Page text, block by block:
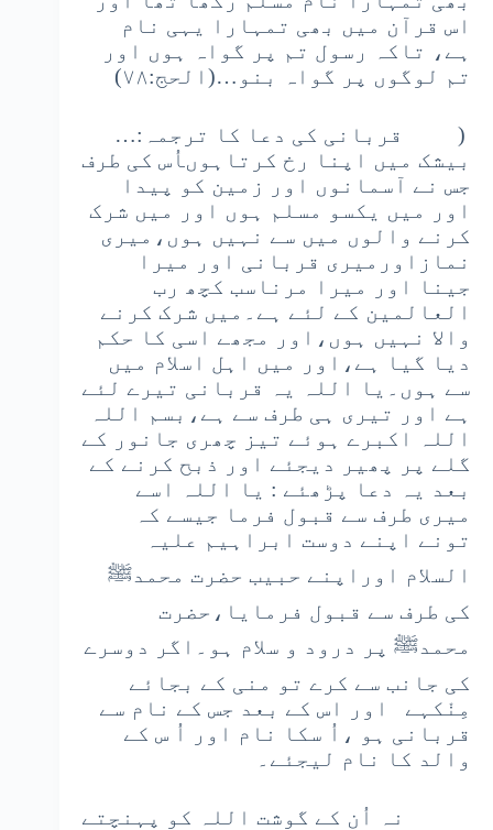
اس قرآن میں بھی تمہارا یہی نام
ہے، تاکہ رسول تم پر گواہ ہوں اور
تم لوگوں پر گواہ بنو…(الحج:۷۸)
( قربانی کی دعا کا ترجمہ:…
بیشک میں اپنا رخ کرتاہوںاُس کی طرف
جس نے آسمانوں اور زمین کو پیدا
اور میں یکسو مسلم ہوں اور میں شرک
کرنے والوں میں سے نہیں ہوں،میری
نمازاورمیری قربانی اور میرا
جینا اور میرا مرناسب کچھ رب
العالمین کے لئے ہے۔میں شرک کرنے
والا نہیں ہوں،اور مجھے اسی کا حکم
دیا گیا ہے،اور میں اہل اسلام میں
سے ہوں۔یا اللہ یہ قربانی تیرے لئے
ہے اور تیری ہی طرف سے ہے،بسم اللہ
اللہ اکبرے ہوئے تیز چھری جانور کے
گلے پر پھیر دیجئے اور ذبح کرنے کے
بعد یہ دعا پڑھئے : یا اللہ اسے
میری طرف سے قبول فرما جیسے کہ
تونے اپنے دوست ابراہیم علیہ
السلام اوراپنے حبیب حضرت محمدﷺ
کی طرف سے قبول فرمایا،حضرت
محمدﷺ پر درود و سلام ہو۔اگر دوسرے
کی جانب سے کرے تو منی کے بجائے
مِنْکہے اور اس کے بعد جس کے نام سے
قربانی ہو ،اُ سکا نام اور اُ س کے
والد کا نام لیجئے۔
نہ اُن کے گوشت اللہ کو پہنچتے